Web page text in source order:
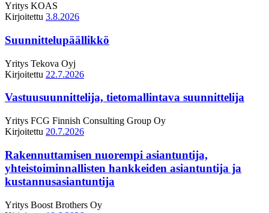
Yritys KOAS
Kirjoitettu 3.8.2026
Suunnittelupäällikkö
Yritys Tekova Oyj
Kirjoitettu 22.7.2026
Vastuusuunnittelija, tietomallintava suunnittelija
Yritys FCG Finnish Consulting Group Oy
Kirjoitettu 20.7.2026
Rakennuttamisen nuorempi asiantuntija,
yhteistoiminnallisten hankkeiden asiantuntija ja
kustannusasiantuntija
Yritys Boost Brothers Oy